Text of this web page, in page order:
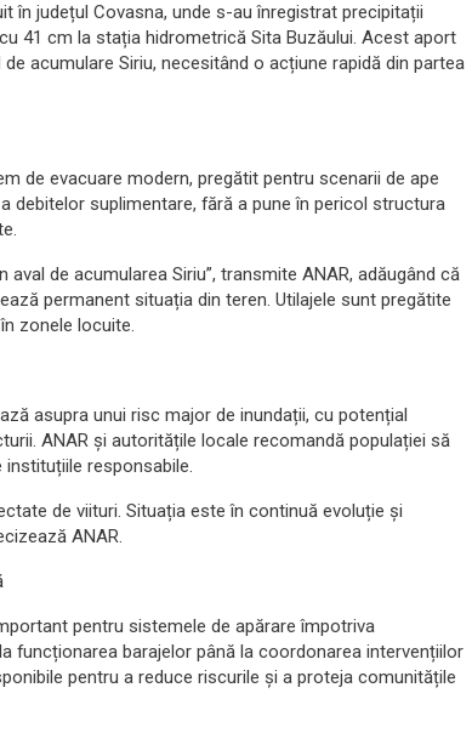
în județul Covasna, unde s-au înregistrat precipitații
41 cm la stația hidrometrică Sita Buzăului. Acest aport
acumulare Siriu, necesitând o acțiune rapidă din partea
de evacuare modern, pregătit pentru scenarii de ape
suplimentare, fără a pune în pericol structura
de acumularea Siriu”, transmite ANAR, adăugând că
permanent situația din teren. Utilajele sunt pregătite
zonele locuite.
asupra unui risc major de inundații, cu potențial
ANAR și autoritățile locale recomandă populației să
responsabile.
de viituri. Situația este în continuă evoluție și
ANAR.
pentru sistemele de apărare împotriva
funcționarea barajelor până la coordonarea intervențiilor
pentru a reduce riscurile și a proteja comunitățile